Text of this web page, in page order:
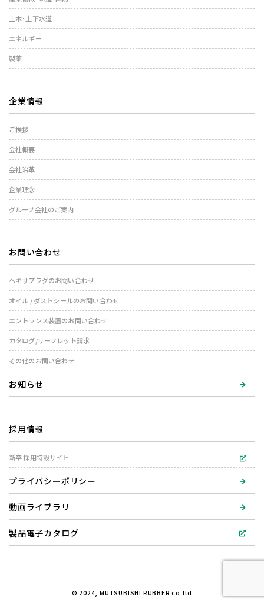
土木・上下水道
エネルギー
製薬
企業情報
ご挨拶
会社概要
会社沿革
企業理念
グループ会社のご案内
お問い合わせ
ヘキサプラグのお問い合わせ
オイル / ダストシールのお問い合わせ
エントランス装置のお問い合わせ
カタログ/リーフレット請求
その他のお問い合わせ
お知らせ
採用情報
新卒 採用特設サイト
プライバシーポリシー
動画ライブラリ
製品電子カタログ
© 2024, MUTSUBISHI RUBBER co.ltd